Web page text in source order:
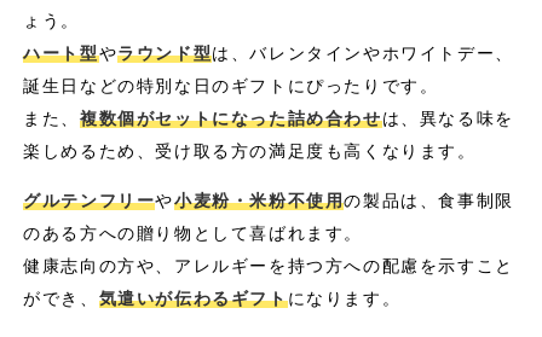
ょう。
ハート型やラウンド型は、バレンタインやホワイトデー、
誕生日などの特別な日のギフトにぴったりです。
また、 複数個がセットになった詰め合わせは、異なる味を
楽しめるため、受け取る方の満足度も高くなります。
グルテンフリーや小麦粉・米粉不使用の製品は、食事制限
のある方への贈り物として喜ばれます。
健康志向の方や、アレルギーを持つ方への配慮を示すこと
ができ、 気遣いが伝わるギフトになります。